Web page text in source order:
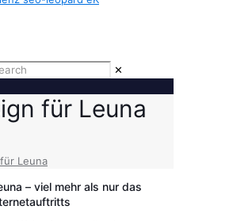
✕
für Leuna
Leuna
– viel mehr als nur das